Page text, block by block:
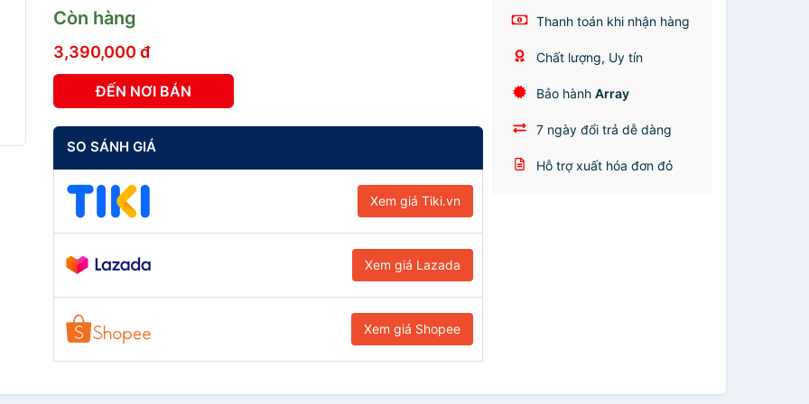
Còn hàng
3,390,000 đ
ĐẾN NƠI BÁN
SO SÁNH GIÁ
Xem giá Tiki.vn
Xem giá Lazada
Xem giá Shopee
Thanh toán khi nhận hàng
Chất lượng, Uy tín
Bảo hànhArray
7 ngày đổi trả dễ dàng
Hỗ trợ xuất hóa đơn đỏ